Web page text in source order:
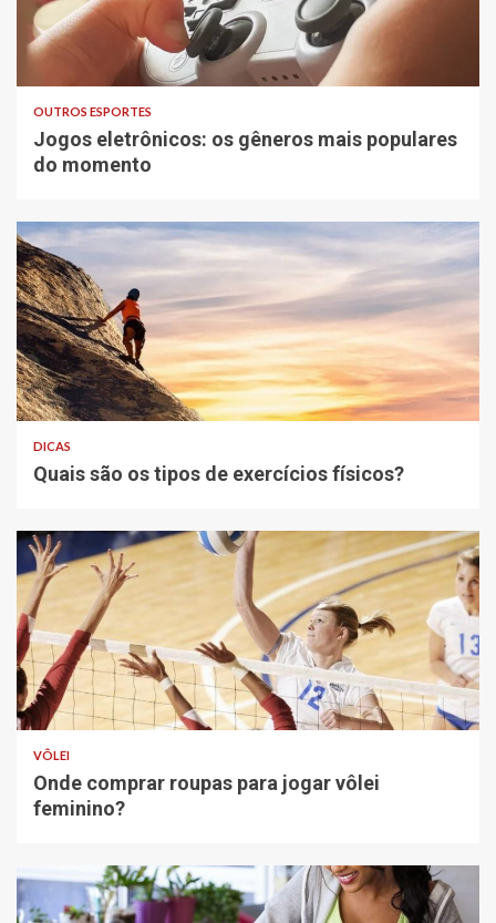
OUTROS ESPORTES
Jogos eletrônicos: os gêneros mais populares
do momento
DICAS
Quais são os tipos de exercícios físicos?
VÔLEI
Onde comprar roupas para jogar vôlei
feminino?